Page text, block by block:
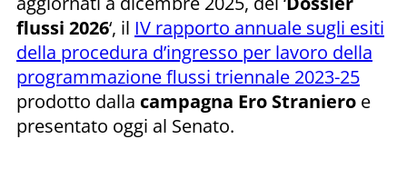
flussi 2026‘, il IV rapporto annuale sugli esiti
della procedura d’ingresso per lavoro della
programmazione flussi triennale 2023-25
prodotto dalla campagna Ero Straniero e
presentato oggi al Senato.